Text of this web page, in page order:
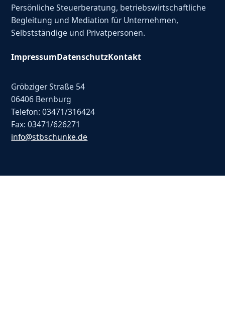
Persönliche Steuerberatung, betriebswirtschaftliche
Begleitung und Mediation für Unternehmen,
Selbstständige und Privatpersonen.
ImpressumDatenschutzKontakt
Gröbziger Straße 54
06406 Bernburg
Telefon: 03471/316424
Fax: 03471/626271
info@stbschunke.de